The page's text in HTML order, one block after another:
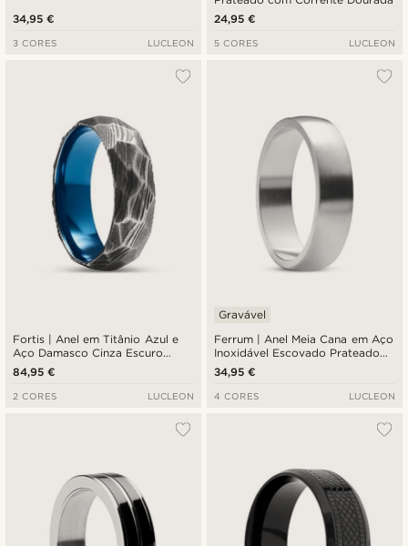
34,95 €
3 CORES LUCLEON
24,95 €
5 CORES LUCLEON
Fortis | Anel em Titânio Azul e
Aço Damasco Cinza Escuro
Estriado 7 mm
84,95 €
2 CORES LUCLEON
Ferrum | Anel Meia Cana em Aço
Inoxidável Escovado Prateado
de 6 mm
Gravável
34,95 €
4 CORES LUCLEON